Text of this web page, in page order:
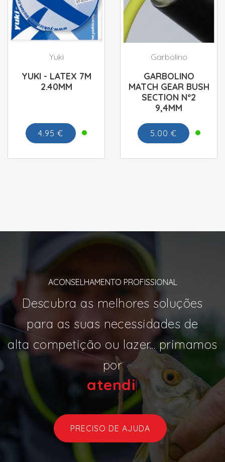
Yuki
YUKI - LATEX 7M
2.40MM
4.95 €
Garbolino
GARBOLINO
MATCH GEAR BUSH
SECTION Nº2
9,4MM
5.00 €
ACONSELHAMENTO PROFISSIONAL
Descubra as melhores soluções
para as suas necessidades de
alta competição ou lazer... primamos
por
aten|
PRECISO DE AJUDA